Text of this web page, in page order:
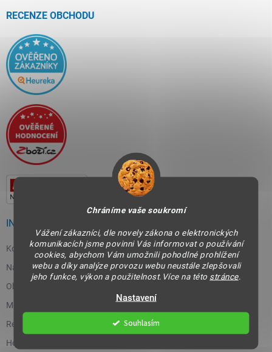
Chráníme vaše soukromí
Vážení zákazníci, dle novely zákona o elektronických
komunikacích jsme povinni Vás informovat o používání
cookies, abychom Vám umožnili pohodlné prohlížení
webu a díky analýze provozu webu neustále zlepšovali
jeho funkce, výkon a použitelnost.Více na této stránce.
Nastavení
Souhlasím
RECENZE OBCHODU
INFORMACE PRO VÁS
Kontakty
Napište nám
Obchodní podmínky
Moje objednávka
Reklamace a vrácení zboží
Hodnocení obchodu